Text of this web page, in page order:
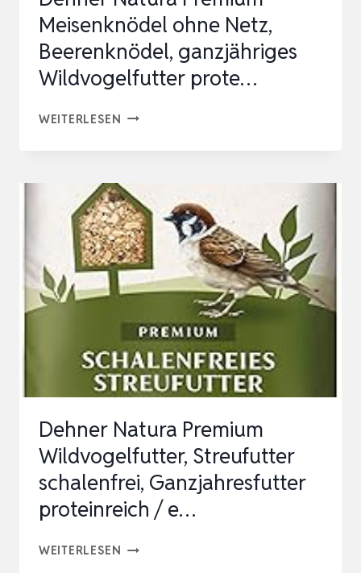
Meisenknödel ohne Netz,
Beerenknödel, ganzjähriges
Wildvogelfutter prote…
WEITERLESEN DEHNER
MEISENKNÖDEL
OHNE
NETZ,
BEERENKNÖDEL,
GANZJÄHRIGES
WILDVOGELFUTTER
PROTE…
Dehner Natura Premium
Wildvogelfutter, Streufutter
schalenfrei, Ganzjahresfutter
proteinreich / e…
WEITERLESEN DEHNER